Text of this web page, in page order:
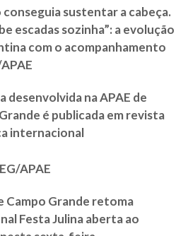
conseguia sustentar a cabeça.
escadas sozinha”: a evolução
com o acompanhamento
desenvolvida na APAE de
é publicada em revista
internacional
APAE
Campo Grande retoma
Festa Julina aberta ao